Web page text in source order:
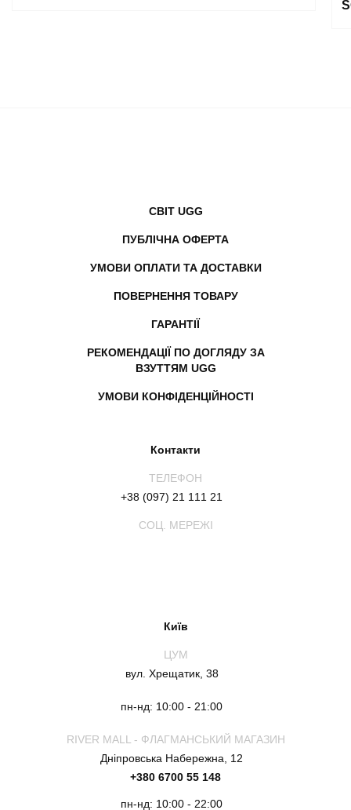
СВІТ UGG
ПУБЛІЧНА ОФЕРТА
УМОВИ ОПЛАТИ ТА ДОСТАВКИ
ПОВЕРНЕННЯ ТОВАРУ
ГАРАНТІЇ
РЕКОМЕНДАЦІЇ ПО ДОГЛЯДУ ЗА
ВЗУТТЯМ UGG
УМОВИ КОНФІДЕНЦІЙНОСТІ
Контакти
ТЕЛЕФОН
+38 (097) 21 111 21
СОЦ. МЕРЕЖІ
Київ
ЦУМ
вул. Хрещатик, 38
пн-нд: 10:00 - 21:00
RIVER MALL - ФЛАГМАНСЬКИЙ МАГАЗИН
Дніпровська Набережна, 12
+380 6700 55 148
пн-нд: 10:00 - 22:00